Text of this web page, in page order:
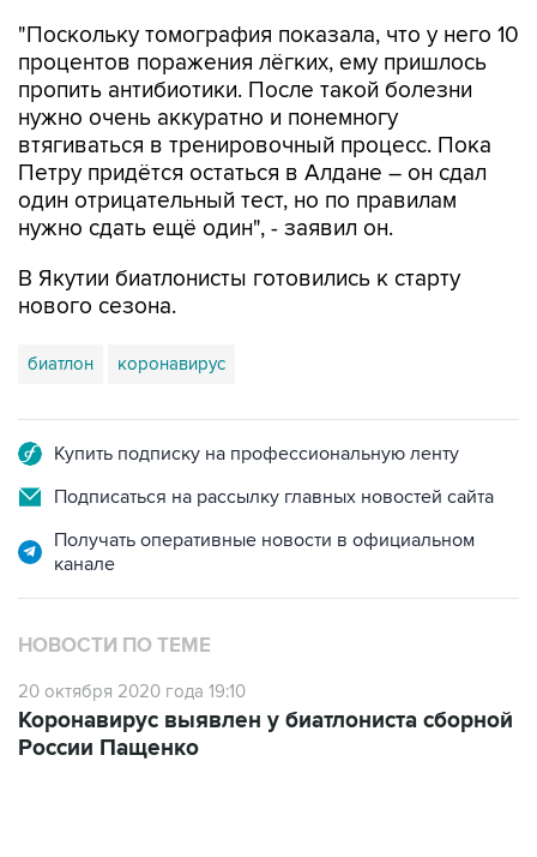
"Поскольку томография показала, что у него 10
процентов поражения лёгких, ему пришлось
пропить антибиотики. После такой болезни
нужно очень аккуратно и понемногу
втягиваться в тренировочный процесс. Пока
Петру придётся остаться в Алдане – он сдал
один отрицательный тест, но по правилам
нужно сдать ещё один", - заявил он.
В Якутии биатлонисты готовились к старту
нового сезона.
биатлон коронавирус
Купить подписку на профессиональную ленту
Подписаться на рассылку главных новостей сайта
Получать оперативные новости в официальном
канале
НОВОСТИ ПО ТЕМЕ
20 октября 2020 года 19:10
Коронавирус выявлен у биатлониста сборной
России Пащенко